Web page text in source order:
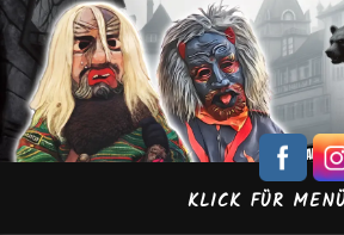
KLICK FÜR